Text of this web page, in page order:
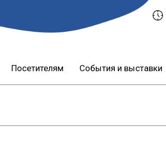
Посетителям События и выставки